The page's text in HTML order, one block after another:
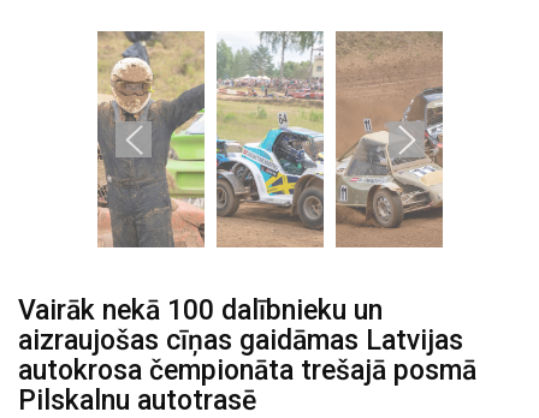
Vairāk nekā 100 dalībnieku un
aizraujošas cīņas gaidāmas Latvijas
autokrosa čempionāta trešajā posmā
Pilskalnu autotrasē